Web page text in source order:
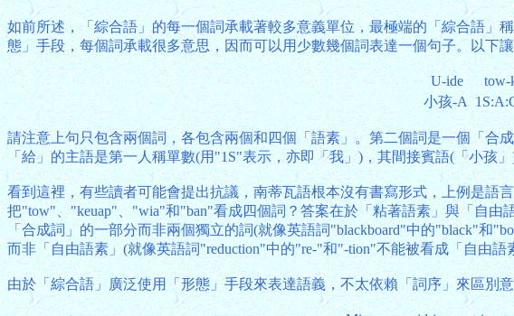
如前所述，「綜合語」的每一個詞承載著較多意義單位，最極端的「綜合語」
態」手段，每個詞承載很多意思，因而可以用少數幾個詞表達一個句子。以下
U-ide
tow-
小孩-A
請注意上句只包含兩個詞，各包含兩個和四個「語素」。第二個詞是一個「
「給」的主語是第一人稱單數(用"1S"表示，亦即「我」)，其間接賓語(「小孩
看到這裡，有些讀者可能會提出抗議，南蒂瓦語根本沒有書寫形式，上例是語
把"tow"、"keuap"、"wia"和"ban"看成四個詞？答案在於「粘著語素」與「自
「合成詞」的一部分而非兩個獨立的詞(就像英語詞"blackboard"中的"black"和
而非「自由語素」(就像英語詞"reduction"中的"re-"和"-tion"不能被看成「自由語
由於「綜合語」廣泛使用「形態」手段來表達語義，不太依賴「詞序」來區別